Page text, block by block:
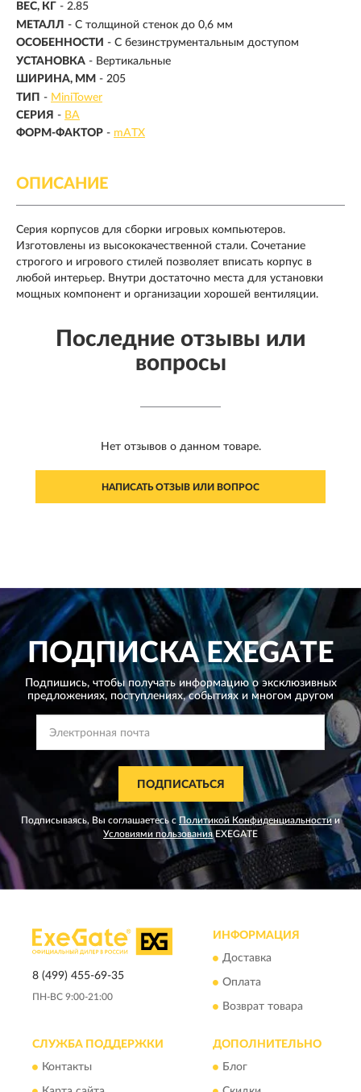
ВЕС, КГ - 2.85
МЕТАЛЛ - С толщиной стенок до 0,6 мм
ОСОБЕННОСТИ - С безинструментальным доступом
УСТАНОВКА - Вертикальные
ШИРИНА, ММ - 205
ТИП - MiniTower
СЕРИЯ - BA
ФОРМ-ФАКТОР - mATX
ОПИСАНИЕ
Серия корпусов для сборки игровых компьютеров.
Изготовлены из высококачественной стали. Сочетание
строгого и игрового стилей позволяет вписать корпус в
любой интерьер. Внутри достаточно места для установки
мощных компонент и организации хорошей вентиляции.
Последние отзывы или
вопросы
Нет отзывов о данном товаре.
НАПИСАТЬ ОТЗЫВ ИЛИ ВОПРОС
ПОДПИСКАEXEGATE
Подпишись, чтобы получать информацию о эксклюзивных
предложениях, поступлениях, событиях и многом другом
ПОДПИСАТЬСЯ
Подписываясь, Вы соглашаетесь сПолитикой Конфиденциальности и
Условиями пользованияEXEGATE
8 (499) 455-69-35
ПН-ВС 9:00-21:00
ИНФОРМАЦИЯ
Доставка
Оплата
Возврат товара
СЛУЖБА ПОДДЕРЖКИ
Контакты
ДОПОЛНИТЕЛЬНО
Блог